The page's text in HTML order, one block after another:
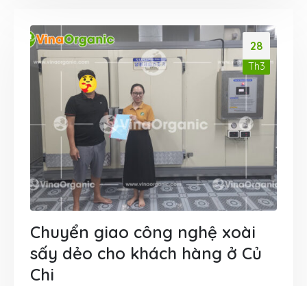
28
Th3
Chuyển giao công nghệ xoài
sấy dẻo cho khách hàng ở Củ
Chi